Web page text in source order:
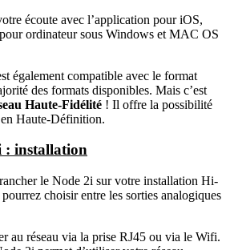
écoute avec l’application pour iOS,
ordinateur sous Windows et MAC OS
également compatible avec le format
des formats disponibles. Mais c’est
Haute-Fidélité ! Il offre la possibilité
Haute-Définition.
: installation
le Node 2i sur votre installation Hi-
choisir entre les sorties analogiques
au réseau via la prise RJ45 ou via le Wifi.